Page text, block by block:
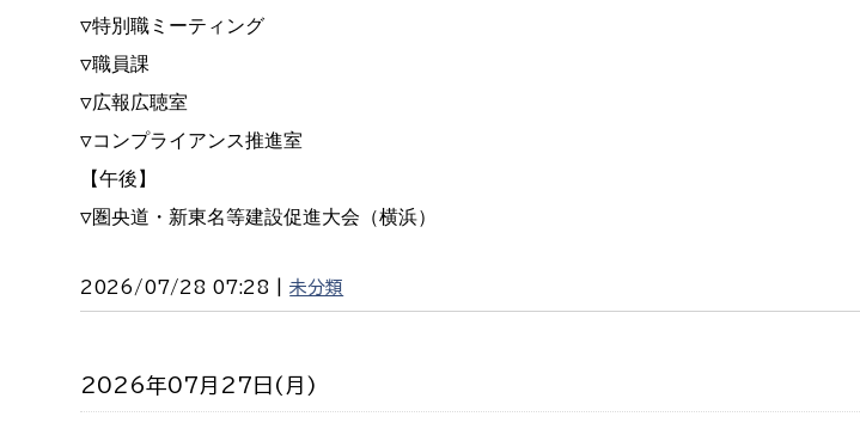
外国人
ペット
保険課
健康づくり課
建設部
国県事業推進課
道水路整備課
みどり公園課
▽特別職ミーティング
▽職員課
▽広報広聴室
▽コンプライアンス推進室
【午後】
▽圏央道・新東名等建設促進大会（横浜）
2026/07/28 07:28 |未分類
2026年07月27日(月)